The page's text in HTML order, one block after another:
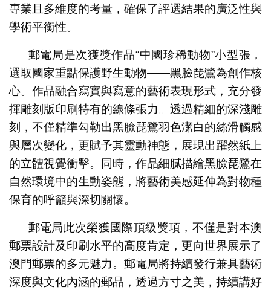
專業且多維度的考量，確保了評選結果的廣泛性與
學術平衡性。
郵電局是次獲獎作品“中國珍稀動物”小型張，
選取國家重點保護野生動物——黑臉琵鷺為創作核
心。作品融合寫實與寫意的藝術表現形式，充分發
揮雕刻版印刷特有的線條張力。透過精細的深淺雕
刻，不僅精準勾勒出黑臉琵鷺羽色潔白的絲滑觸感
與層次變化，更賦予其靈動神態，展現出躍然紙上
的立體視覺衝擊。同時，作品細膩描繪黑臉琵鷺在
自然環境中的生動姿態，將藝術美感延伸為對物種
保育的呼籲與深切關懷。
郵電局此次榮獲國際頂級獎項，不僅是對本澳
郵票設計及印刷水平的高度肯定，更向世界展示了
澳門郵票的多元魅力。郵電局將持續發行兼具藝術
深度與文化內涵的郵品，透過方寸之美，持續講好